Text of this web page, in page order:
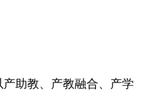
助教、产教融合、产学